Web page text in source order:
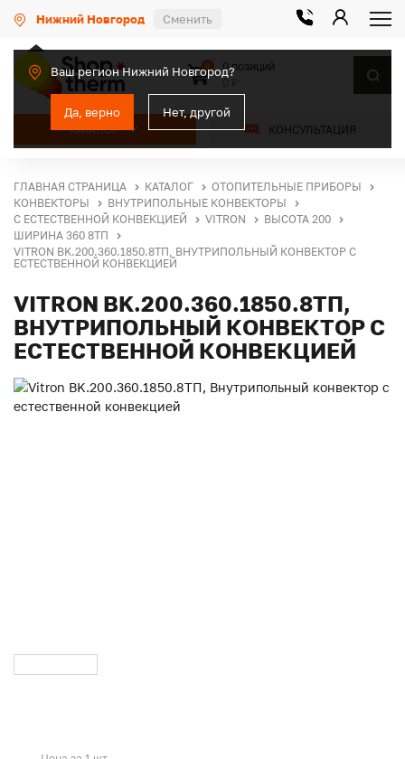
Нижний Новгород Сменить
Ваш регион Нижний Новгород?
Да, верно Нет, другой
КАТАЛОГ КОНСУЛЬТАЦИЯ
0
0 позиций
ГЛАВНАЯ СТРАНИЦА КАТАЛОГ
ОТОПИТЕЛЬНЫЕ ПРИБОРЫ
КОНВЕКТОРЫ
ВНУТРИПОЛЬНЫЕ КОНВЕКТОРЫ
С ЕСТЕСТВЕННОЙ КОНВЕКЦИЕЙ
VITRON
ВЫСОТА 200
ШИРИНА 360 8ТП
VITRON BK.200.360.1850.8ТП, ВНУТРИПОЛЬНЫЙ КОНВЕКТОР С
ЕСТЕСТВЕННОЙ КОНВЕКЦИЕЙ
VITRON BK.200.360.1850.8ТП,
ВНУТРИПОЛЬНЫЙ КОНВЕКТОР С
ЕСТЕСТВЕННОЙ КОНВЕКЦИЕЙ